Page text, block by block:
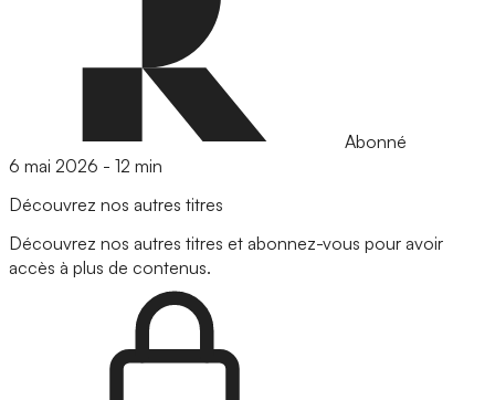
Abonné
6 mai 2026 - 12 min
Découvrez nos autres titres
Découvrez nos autres titres et abonnez-vous pour avoir
accès à plus de contenus.